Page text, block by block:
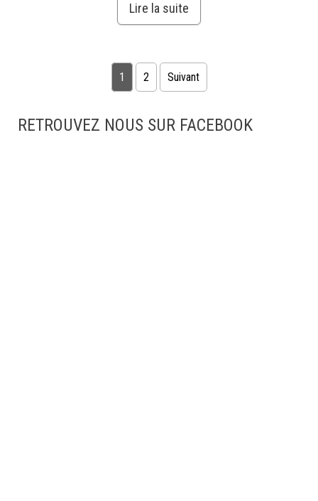
Lire la suite
Pagination des publications
1 2 Suivant
RETROUVEZ NOUS SUR FACEBOOK